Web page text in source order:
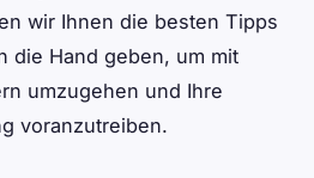
wir Ihnen die besten Tipps
die Hand geben, um mit
umzugehen und Ihre
voranzutreiben.